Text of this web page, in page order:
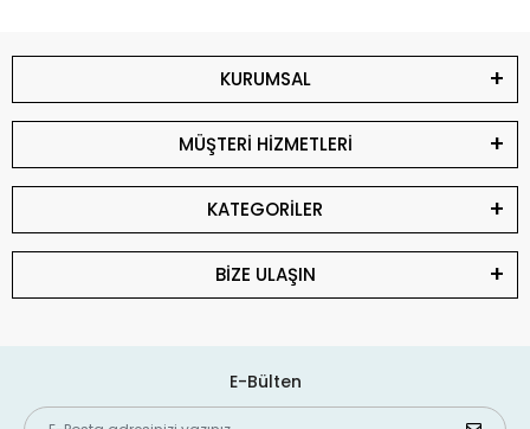
KURUMSAL
MÜŞTERİ HİZMETLERİ
KATEGORİLER
BİZE ULAŞIN
E-Bülten